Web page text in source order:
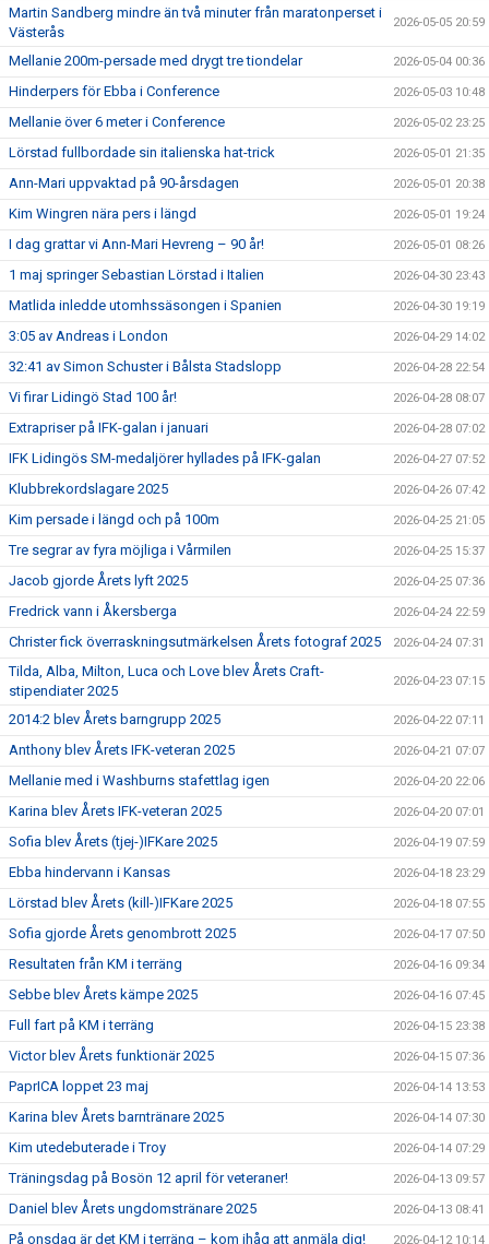
Martin Sandberg mindre än två minuter från maratonperset i
Västerås
2026-05-05 20:59
Mellanie 200m-persade med drygt tre tiondelar 2026-05-04 00:36
Hinderpers för Ebba i Conference 2026-05-03 10:48
Mellanie över 6 meter i Conference 2026-05-02 23:25
Lörstad fullbordade sin italienska hat-trick 2026-05-01 21:35
Ann-Mari uppvaktad på 90-årsdagen 2026-05-01 20:38
Kim Wingren nära pers i längd 2026-05-01 19:24
I dag grattar vi Ann-Mari Hevreng – 90 år! 2026-05-01 08:26
1 maj springer Sebastian Lörstad i Italien 2026-04-30 23:43
Matlida inledde utomhssäsongen i Spanien 2026-04-30 19:19
3:05 av Andreas i London 2026-04-29 14:02
32:41 av Simon Schuster i Bålsta Stadslopp 2026-04-28 22:54
Vi firar Lidingö Stad 100 år! 2026-04-28 08:07
Extrapriser på IFK-galan i januari 2026-04-28 07:02
IFK Lidingös SM-medaljörer hyllades på IFK-galan 2026-04-27 07:52
Klubbrekordslagare 2025 2026-04-26 07:42
Kim persade i längd och på 100m 2026-04-25 21:05
Tre segrar av fyra möjliga i Vårmilen 2026-04-25 15:37
Jacob gjorde Årets lyft 2025 2026-04-25 07:36
Fredrick vann i Åkersberga 2026-04-24 22:59
Christer fick överraskningsutmärkelsen Årets fotograf 2025 2026-04-24 07:31
Tilda, Alba, Milton, Luca och Love blev Årets Craft-
stipendiater 2025
2026-04-23 07:15
2014:2 blev Årets barngrupp 2025 2026-04-22 07:11
Anthony blev Årets IFK-veteran 2025 2026-04-21 07:07
Mellanie med i Washburns stafettlag igen 2026-04-20 22:06
Karina blev Årets IFK-veteran 2025 2026-04-20 07:01
Sofia blev Årets (tjej-)IFKare 2025 2026-04-19 07:59
Ebba hindervann i Kansas 2026-04-18 23:29
Lörstad blev Årets (kill-)IFKare 2025 2026-04-18 07:55
Sofia gjorde Årets genombrott 2025 2026-04-17 07:50
Resultaten från KM i terräng 2026-04-16 09:34
Sebbe blev Årets kämpe 2025 2026-04-16 07:45
Full fart på KM i terräng 2026-04-15 23:38
Victor blev Årets funktionär 2025 2026-04-15 07:36
PaprICA loppet 23 maj 2026-04-14 13:53
Karina blev Årets barntränare 2025 2026-04-14 07:30
Kim utedebuterade i Troy 2026-04-14 07:29
Träningsdag på Bosön 12 april för veteraner! 2026-04-13 09:57
Daniel blev Årets ungdomstränare 2025 2026-04-13 08:41
På onsdag är det KM i terräng – kom ihåg att anmäla dig! 2026-04-12 10:14